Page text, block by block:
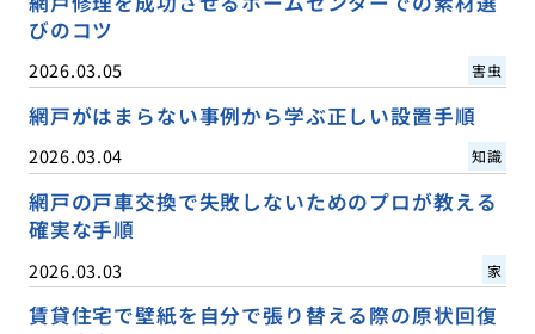
びのコツ
2026.03.05 害虫
網戸がはまらない事例から学ぶ正しい設置手順
2026.03.04 知識
網戸の戸車交換で失敗しないためのプロが教える
確実な手順
2026.03.03 家
賃貸住宅で壁紙を自分で張り替える際の原状回復